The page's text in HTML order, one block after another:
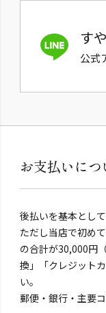
す
公式
お支払いにつ
後払いを基本として
ただし当店で初め
の合計が30,000円
換」「クレジット
い。
郵便・銀行・主要